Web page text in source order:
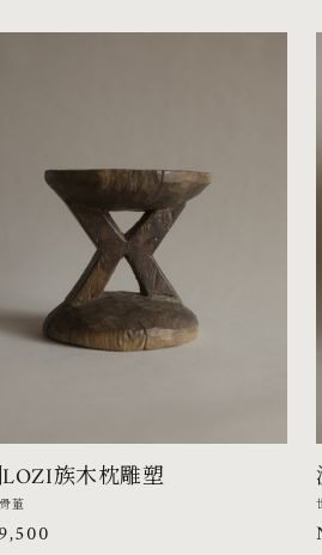
族木枕雕塑
董